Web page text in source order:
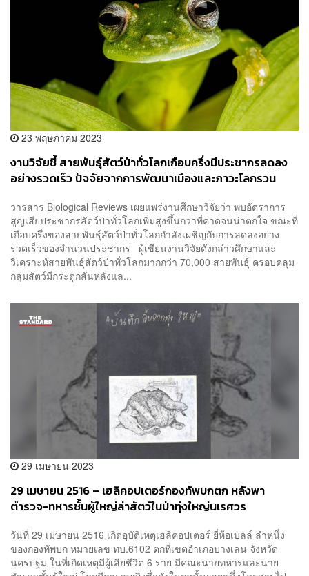
23 พฤษภาคม 2023
งานวิจัยชี้ สายพันธุ์สัตว์ป่าทั่วโลกเกือบครึ่งมีประชากรลดลง
อย่างรวดเร็ว ปัจจัยจากการพัฒนาเมืองและภาวะโลกรวน
วารสาร Biological Reviews เผยแพร่งานศึกษาวิจัยว่า พบอัตราการ
สูญเสียประชากรสัตว์ป่าทั่วโลกเพิ่มสูงขึ้นกว่าที่คาดจนน่าตกใจ ขณะที่
เกือบครึ่งของสายพันธุ์สัตว์ป่าทั่วโลกกำลังเผชิญกับการลดลงอย่าง
รวดเร็วของจำนวนประชากร ผู้เขียนงานวิจัยดังกล่าวศึกษาและ
วิเคราะห์สายพันธุ์สัตว์ป่าทั่วโลกมากกว่า 70,000 สายพันธุ์ ครอบคลุม
กลุ่มสัตว์มีกระดูกสันหลังแล...
29 เมษายน 2023
29 เมษายน 2516 – เฮลิคอปเตอร์กองทัพบกตก หลังพา
ตำรวจ-ทหารชั้นผู้ใหญ่ล่าสัตว์ในป่าทุ่งใหญ่นเรศวร
วันที่ 29 เมษายน 2516 เกิดอุบัติเหตุเฮลิคอปเตอร์ ยี่ห้อเบลล์ ลำหนึ่ง
ของกองทัพบก หมายเลข ทบ.6102 ตกที่เขตอำเภอบางเลน จังหวัด
นครปฐม ในที่เกิดเหตุมีผู้เสียชีวิต 6 ราย มีคณะนายทหารและนาย